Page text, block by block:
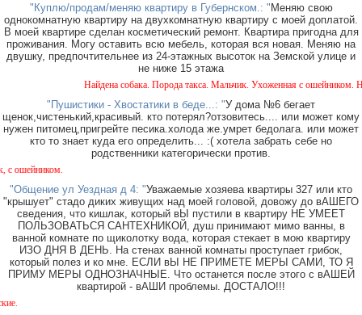
"Куплю/продам/меняю квартиру в Губернском.: " Меняю свою
однокомнатную квартиру на двухкомнатную квартиру с моей доплатой.
В моей квартире сделан косметический ремонт. Квартира пригодна для
проживания. Могу оставить всю мебель, которая вся новая. Меняю на
двушку, предпочтительнее из 24-этажных высоток на Земской улице и
не ниже 15 этажа
Найдена собака. Порода такса. Мальчик. Ухоженная с ошейником.
"Пушистики - Хвостатики в беде...: "У дома №6 бегает
щенок,чистенький,красивый. кто потерял?отзовитесь.... или может кому
нужен питомец,пригрейте песика.холода же.умрет бедолага. или может
кто то знает куда его определить... :( хотела забрать себе но
родственники категорически против.
"Общение ул Уездная д 4: "Уважаемые хозяева квартиры 327 или кто
"крышует" стадо диких живущих над моей головой, довожу до вАШЕГО
сведения, что кишлак, который вЫ пустили в квартиру НЕ УМЕЕТ
ПОЛЬЗОВАТЬСЯ САНТЕХНИКОЙ, душ принимают мимо ванны, в
ванной комнате по щиколотку вода, которая стекает в мою квартиру
ИЗО ДНЯ В ДЕНЬ. На стенах ванной комнаты проступает грибок,
который полез и ко мне. ЕСЛИ вЫ НЕ ПРИМЕТЕ МЕРЫ САМИ, ТО Я
ПРИМУ МЕРЫ ОДНОЗНАЧНЫЕ. Что останется после этого с вАШЕЙ
квартирой - вАШИ проблемы. ДОСТАЛО!!!